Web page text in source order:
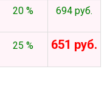
20 % 694 руб.
25 % 651 руб.